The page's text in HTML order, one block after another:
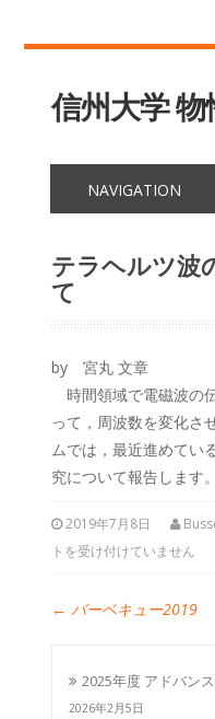
信州大学
テラヘルツ波
て
by 宮丸 文章
時間領域で電磁波の
って，周波数を変化さ
ムでは，最近進めてい
究について報告します。
2019年7月8日
トを受け付けていません
← バーベキュー2019
2025年度 アドバン
2026年2月5日